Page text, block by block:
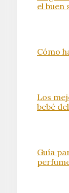
el buen
Cómo
Los
bebé
Guía